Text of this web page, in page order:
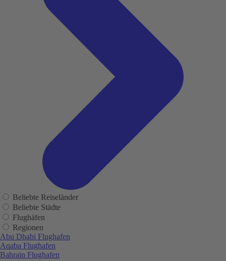
Beliebte Reiseländer
Beliebte Städte
Flughäfen
Regionen
Abu Dhabi Flughafen
Aqaba Flughafen
Bahrain Flughafen